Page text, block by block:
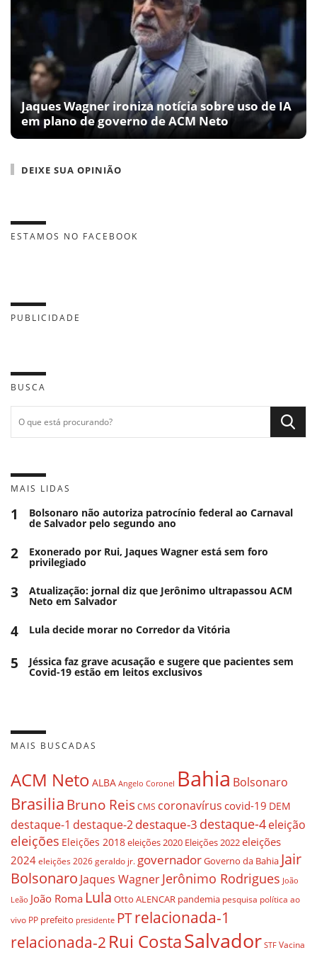
Jaques Wagner ironiza notícia sobre uso de IA
em plano de governo de ACM Neto
DEIXE SUA OPINIÃO
ESTAMOS NO FACEBOOK
PUBLICIDADE
BUSCA
MAIS LIDAS
1 Bolsonaro não autoriza patrocínio federal ao Carnaval
de Salvador pelo segundo ano
2 Exonerado por Rui, Jaques Wagner está sem foro
privilegiado
3 Atualização: jornal diz que Jerônimo ultrapassou ACM
Neto em Salvador
4 Lula decide morar no Corredor da Vitória
5 Jéssica faz grave acusação e sugere que pacientes sem
Covid-19 estão em leitos exclusivos
MAIS BUSCADAS
ACM Neto ALBA Angelo Coronel Bahia Bolsonaro
BrasiliaBruno ReisCMS coronavírus covid-19 DEM
destaque-1 destaque-2destaque-3 destaque-4eleição
eleições Eleições 2018eleições 2020 Eleições 2022eleições
2024 eleições 2026 geraldo jr. governadorGoverno da Bahia Jair
Bolsonaro Jaques WagnerJerônimo Rodrigues João
Leão João Roma Lula Otto ALENCAR pandemia pesquisa política ao
vivo PP prefeito presidente PTrelacionada-1
relacionada-2 Rui CostaSalvador STF Vacina